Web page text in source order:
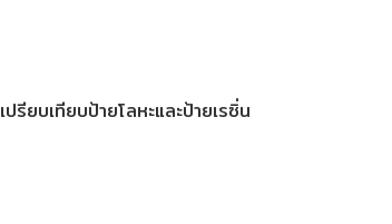
เปรียบเทียบป้ายโลหะและป้ายเรซิ่น